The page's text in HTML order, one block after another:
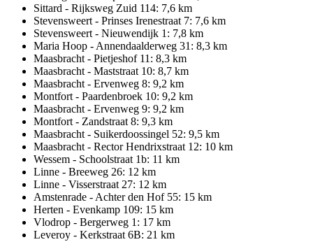
Sittard - Rijksweg Zuid 114: 7,6 km
Stevensweert - Prinses Irenestraat 7: 7,6 km
Stevensweert - Nieuwendijk 1: 7,8 km
Maria Hoop - Annendaalderweg 31: 8,3 km
Maasbracht - Pietjeshof 11: 8,3 km
Maasbracht - Maststraat 10: 8,7 km
Maasbracht - Ervenweg 8: 9,2 km
Montfort - Paardenbroek 10: 9,2 km
Maasbracht - Ervenweg 9: 9,2 km
Montfort - Zandstraat 8: 9,3 km
Maasbracht - Suikerdoossingel 52: 9,5 km
Maasbracht - Rector Hendrixstraat 12: 10 km
Wessem - Schoolstraat 1b: 11 km
Linne - Breeweg 26: 12 km
Linne - Visserstraat 27: 12 km
Amstenrade - Achter den Hof 55: 15 km
Herten - Evenkamp 109: 15 km
Vlodrop - Bergerweg 1: 17 km
Leveroy - Kerkstraat 6B: 21 km